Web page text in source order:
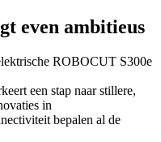
even ambitieus
ROBOCUT S300e
een stap naar stillere,
in
bepalen al de